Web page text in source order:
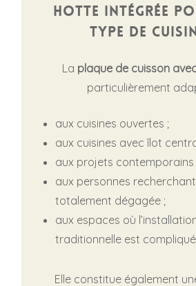
hotte intégrée
type de
La plaque de cuisson
particulièrement
aux cuisines ouvertes ;
aux cuisines avec îlot
aux projets contemporains
aux personnes
totalement dégagée ;
aux espaces où
traditionnelle est
Elle constitue également